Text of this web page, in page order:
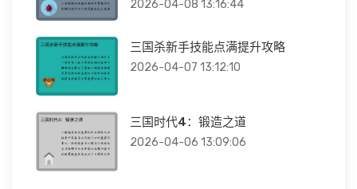
2026-04-08 13:16:44
三国杀新手技能点满提升攻略
2026-04-07 13:12:10
三国时代4：锻造之道
2026-04-06 13:09:06